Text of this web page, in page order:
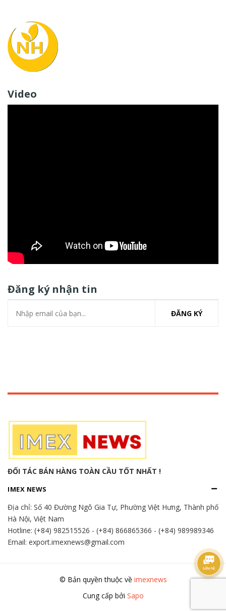
Video
Đăng ký nhận tin
ĐĂNG KÝ
ĐỐI TÁC BÁN HÀNG TOÀN CẦU TỐT NHẤT !
IMEX NEWS
Địa chỉ: Số 40 Đường Ngô Gia Tự, Phường Việt Hưng, Thành phố
Hà Nội, Việt Nam
Hotline: (+84) 982515526 - (+84) 866865366 - (+84) 989989346
Email: export.imexnews@gmail.com
© Bản quyền thuộc về imexnews
Cung cấp bởi Sapo